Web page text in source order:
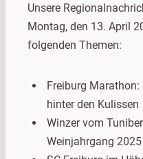
Unsere
Montag, den 13. April
folgenden Themen:
Freiburg
hinter den Kulissen
Winzer vom
Weinjahrgang 2025